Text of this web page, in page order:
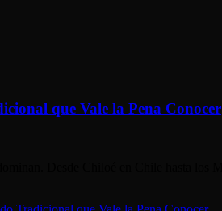
que Vale la Pena Conocer